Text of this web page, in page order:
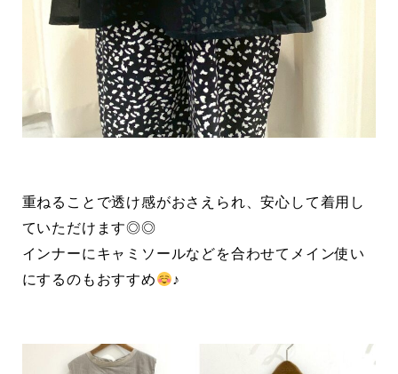
重ねることで透け感がおさえられ、安心して着用し
ていただけます◎◎
インナーにキャミソールなどを合わせてメイン使い
にするのもおすすめ
♪